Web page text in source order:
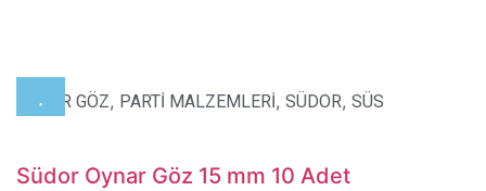
OYNAR GÖZ, PARTİ MALZEMLERİ, SÜDOR, SÜS
Südor Oynar Göz 15 mm 10 Adet